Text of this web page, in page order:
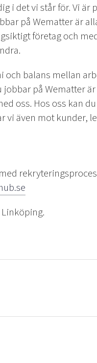
i det vi står för. Vi är
på Wematter är
företag och
balans mellan
på Wematter
oss. Hos oss kan
vi även mot kunder,